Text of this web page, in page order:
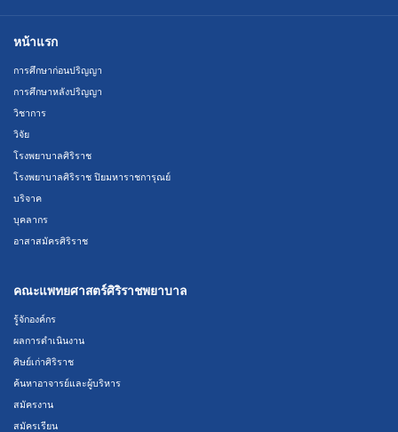
หน้าแรก
การศึกษาก่อนปริญญา
การศึกษาหลังปริญญา
วิชาการ
วิจัย
โรงพยาบาลศิริราช
โรงพยาบาลศิริราช ปิยมหาราชการุณย์
บริจาค
บุคลากร
อาสาสมัครศิริราช
คณะแพทยศาสตร์ศิริราชพยาบาล
รู้จักองค์กร
ผลการดำเนินงาน
ศิษย์เก่าศิริราช
ค้นหาอาจารย์และผู้บริหาร
สมัครงาน
สมัครเรียน